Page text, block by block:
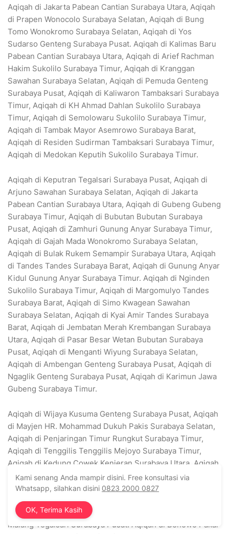
Aqiqah di Jakarta Pabean Cantian Surabaya Utara, Aqiqah
di Prapen Wonocolo Surabaya Selatan, Aqiqah di Bung
Tomo Wonokromo Surabaya Selatan, Aqiqah di Yos
Sudarso Genteng Surabaya Pusat. Aqiqah di Kalimas Baru
Pabean Cantian Surabaya Utara, Aqiqah di Arief Rachman
Hakim Sukolilo Surabaya Timur, Aqiqah di Kranggan
Sawahan Surabaya Selatan, Aqiqah di Pemuda Genteng
Surabaya Pusat, Aqiqah di Kaliwaron Tambaksari Surabaya
Timur, Aqiqah di KH Ahmad Dahlan Sukolilo Surabaya
Timur, Aqiqah di Semolowaru Sukolilo Surabaya Timur,
Aqiqah di Tambak Mayor Asemrowo Surabaya Barat,
Aqiqah di Residen Sudirman Tambaksari Surabaya Timur,
Aqiqah di Medokan Keputih Sukolilo Surabaya Timur.
Aqiqah di Keputran Tegalsari Surabaya Pusat, Aqiqah di
Arjuno Sawahan Surabaya Selatan, Aqiqah di Jakarta
Pabean Cantian Surabaya Utara, Aqiqah di Gubeng Gubeng
Surabaya Timur, Aqiqah di Bubutan Bubutan Surabaya
Pusat, Aqiqah di Zamhuri Gunung Anyar Surabaya Timur,
Aqiqah di Gajah Mada Wonokromo Surabaya Selatan,
Aqiqah di Bulak Rukem Semampir Surabaya Utara, Aqiqah
di Tandes Tandes Surabaya Barat, Aqiqah di Gunung Anyar
Kidul Gunung Anyar Surabaya Timur. Aqiqah di Nginden
Sukolilo Surabaya Timur, Aqiqah di Margomulyo Tandes
Surabaya Barat, Aqiqah di Simo Kwagean Sawahan
Surabaya Selatan, Aqiqah di Kyai Amir Tandes Surabaya
Barat, Aqiqah di Jembatan Merah Krembangan Surabaya
Utara, Aqiqah di Pasar Besar Wetan Bubutan Surabaya
Pusat, Aqiqah di Menganti Wiyung Surabaya Selatan,
Aqiqah di Ambengan Genteng Surabaya Pusat, Aqiqah di
Ngaglik Genteng Surabaya Pusat, Aqiqah di Karimun Jawa
Gubeng Surabaya Timur.
Aqiqah di Wijaya Kusuma Genteng Surabaya Pusat, Aqiqah
di Mayjen HR. Mohammad Dukuh Pakis Surabaya Selatan,
Aqiqah di Penjaringan Timur Rungkut Surabaya Timur,
Aqiqah di Tenggilis Tenggilis Mejoyo Surabaya Timur,
Aqiqah di Kedung Cowek Kenjeran Surabaya Utara, Aqiqah
di Kandangan Benowo Surabaya Barat, Aqiqah di Gunung
Anyar Tengah Gunung Anyar Surabaya Timur, Aqiqah di
Walikota Mustajab Genteng Surabaya Pusat, Aqiqah di
Banjar Sugihan Tandes Surabaya Barat, Aqiqah di Embong
Malang Tegalsari Surabaya Pusat. Aqiqah di Benowo Pakal
Kami senang Anda mampir disini. Free konsultasi via
Whatsapp, silahkan disini 0823 2000 0827
OK, Terima Kasih